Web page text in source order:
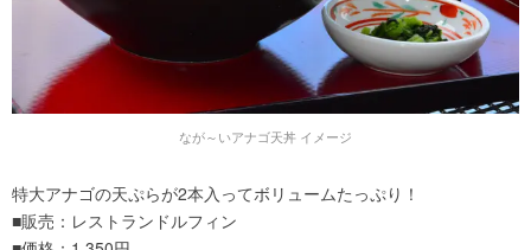
なが～いアナゴ天丼 イメージ
特大アナゴの天ぷらが2本入ってボリュームたっぷり！
■販売：レストランドルフィン